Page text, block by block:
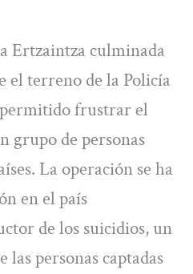
Ertzaintza culminada
el terreno de la Policía
frustrar el
grupo de personas
La operación se ha
en el país
de los suicidios, un
las personas captadas